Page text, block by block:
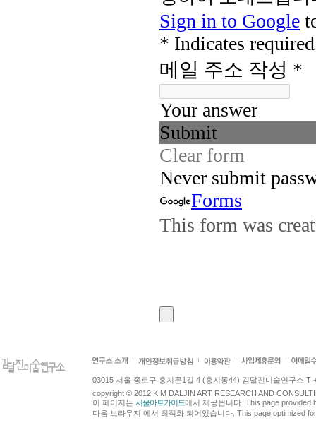
03015 서울 종로구 홍지문1길 4 (홍지동44) 김달진미술연구소 T
copyright © 2012 KIM DALJIN ART RESEARCH AND
이 페이지는 서울아트가이드에서 제공됩니다. This page provided
다음 브라우져 에서 최적화 되어있습니다. This page optimized